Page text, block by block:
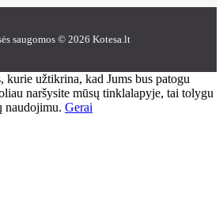
saugomos © 2026 Kotesa.lt
kurie užtikrina, kad Jums bus patogu
naršysite mūsų tinklalapyje, tai tolygu
naudojimu. Gerai